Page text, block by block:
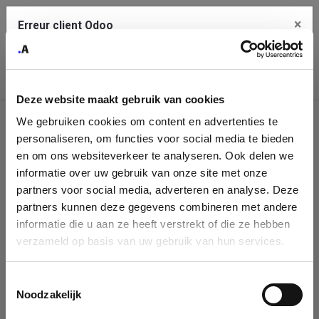
Deze website maakt gebruik van cookies
We gebruiken cookies om content en advertenties te
personaliseren, om functies voor social media te bieden
en om ons websiteverkeer te analyseren. Ook delen we
informatie over uw gebruik van onze site met onze
partners voor social media, adverteren en analyse. Deze
partners kunnen deze gegevens combineren met andere
informatie die u aan ze heeft verstrekt of die ze hebben
verzameld op basis van uw gebruik van hun services.
Noodzakelijk
Identification
de
l'entreprise
Please fill in your company details
form. If you don't find your company in our database, you can create
a new company record with the button below.
Erreur client Odoo ×
Une erreur s'est produite
Utilisez le bouton Copier pour reporter cette erreur à votre
service de support.
Voir les détails
Ok